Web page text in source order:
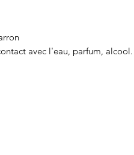
avec l'eau, parfum, alcool.